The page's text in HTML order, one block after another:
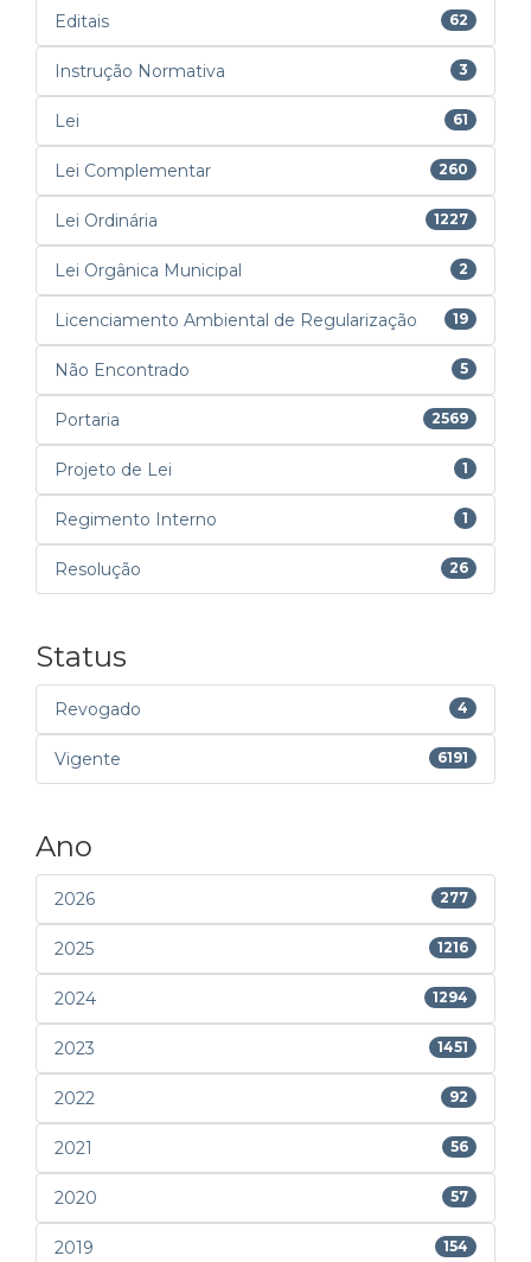
Editais 62
Instrução Normativa 3
Lei 61
Lei Complementar 260
Lei Ordinária 1227
Lei Orgânica Municipal 2
Licenciamento Ambiental de Regularização 19
Não Encontrado 5
Portaria 2569
Projeto de Lei 1
Regimento Interno 1
Resolução 26
Status
Revogado 4
Vigente 6191
Ano
2026 277
2025 1216
2024 1294
2023 1451
2022 92
2021 56
2020 57
2019 154